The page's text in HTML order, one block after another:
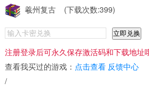
羲州复古 (下载次数:399)
立即兑换
注册登录后可永久保存激活码和下载地址
查看我买过的游戏： 点击查看 反馈中心
/